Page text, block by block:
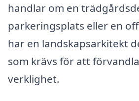
handlar om en
parkeringsplats eller en
har en landskapsarkitekt
som krävs för att
verklighet.